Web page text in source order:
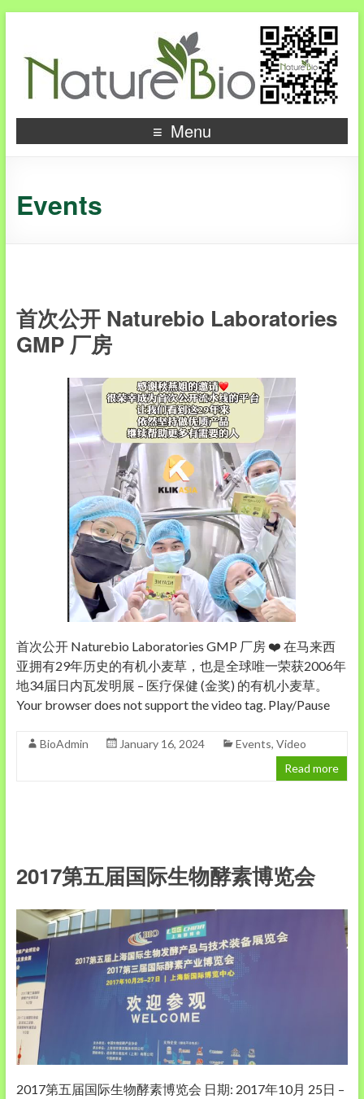
Menu
Events
首次公开 Naturebio Laboratories
GMP 厂房
首次公开 Naturebio Laboratories GMP 厂房 ❤️ 在马来西
亚拥有29年历史的有机小麦草，也是全球唯一荣获2006年
地34届日内瓦发明展 – 医疗保健 (金奖) 的有机小麦草。
Your browser does not support the video tag. Play/Pause
BioAdmin January 16, 2024 Events, Video
Read more
2017第五届国际生物酵素博览会
2017第五届国际生物酵素博览会 日期: 2017年10月 25日 –